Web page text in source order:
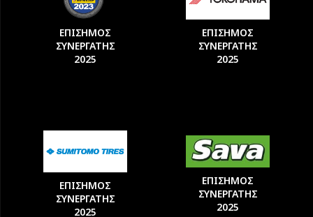
ΕΠΙΣΗΜΟΣ
ΣΥΝΕΡΓΑΤΗΣ
2025
ΕΠΙΣΗΜΟΣ
ΣΥΝΕΡΓΑΤΗΣ
2025
ΕΠΙΣΗΜΟΣ
ΣΥΝΕΡΓΑΤΗΣ
2025
ΕΠΙΣΗΜΟΣ
ΣΥΝΕΡΓΑΤΗΣ
2025